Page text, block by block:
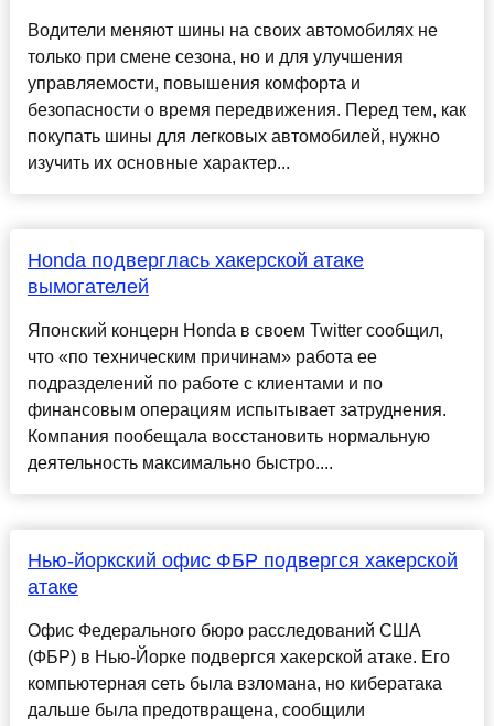
Водители меняют шины на своих автомобилях не
только при смене сезона, но и для улучшения
управляемости, повышения комфорта и
безопасности о время передвижения. Перед тем, как
покупать шины для легковых автомобилей, нужно
изучить их основные характер...
Honda подверглась хакерской атаке
вымогателей
Японский концерн Honda в своем Twitter сообщил,
что «по техническим причинам» работа ее
подразделений по работе с клиентами и по
финансовым операциям испытывает затруднения.
Компания пообещала восстановить нормальную
деятельность максимально быстро....
Нью-йоркский офис ФБР подвергся хакерской
атаке
Офис Федерального бюро расследований США
(ФБР) в Нью-Йорке подвергся хакерской атаке. Его
компьютерная сеть была взломана, но кибератака
дальше была предотвращена, сообщили